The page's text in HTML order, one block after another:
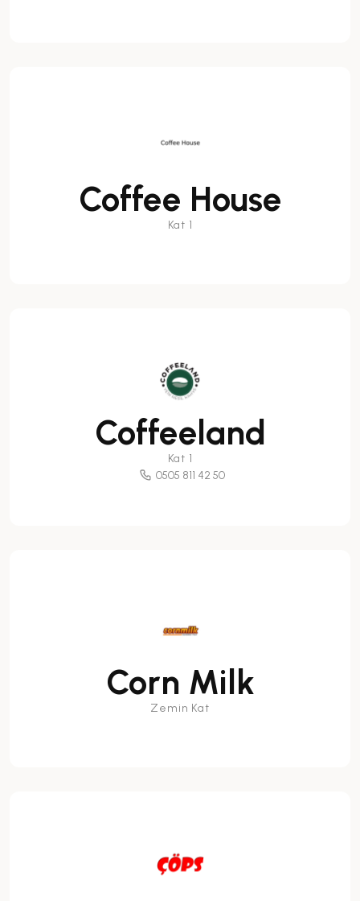
Coffee House
Kat 1
Coffeeland
Kat 1
0505 811 42 50
Corn Milk
Zemin Kat